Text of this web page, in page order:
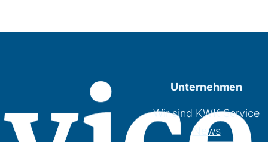
Unternehmen
Wir sind KWK Service
News